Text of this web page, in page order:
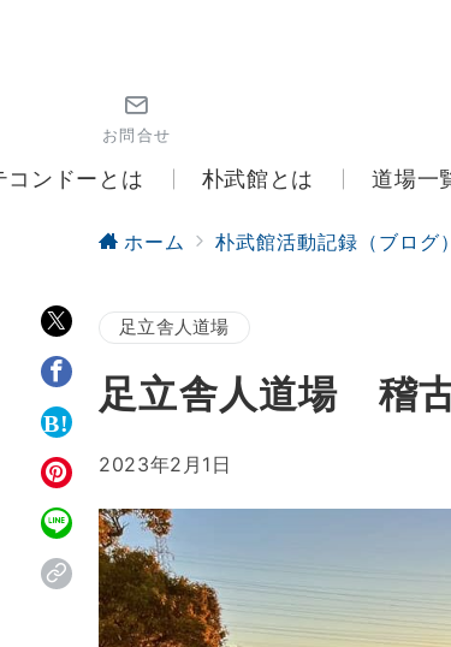
お問合せ
コンドーとは 朴武館とは 道場一
ホーム 朴武館活動記録（ブログ）
足立舎人道場
足立舎人道場 稽
2023年2月1日